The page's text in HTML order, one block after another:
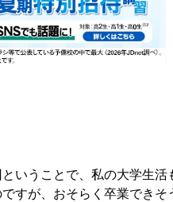
いうことで、私の大学生
すが、おそらく卒業でき